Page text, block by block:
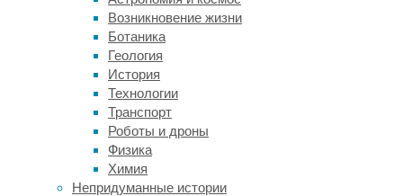
Возникновение жизни
Ботаника
Геология
История
Технологии
Транспорт
Роботы и дроны
Физика
Химия
Непридуманные истории
дерева.
Зная
это,
ученые
предположили,
что
для
выживания
им
необходимо